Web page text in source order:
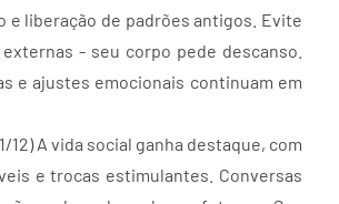
e liberação de padrões antigos. Evite
- seu corpo pede descanso.
e ajustes emocionais continuam em
12) A vida social ganha destaque, com
e trocas estimulantes. Conversas